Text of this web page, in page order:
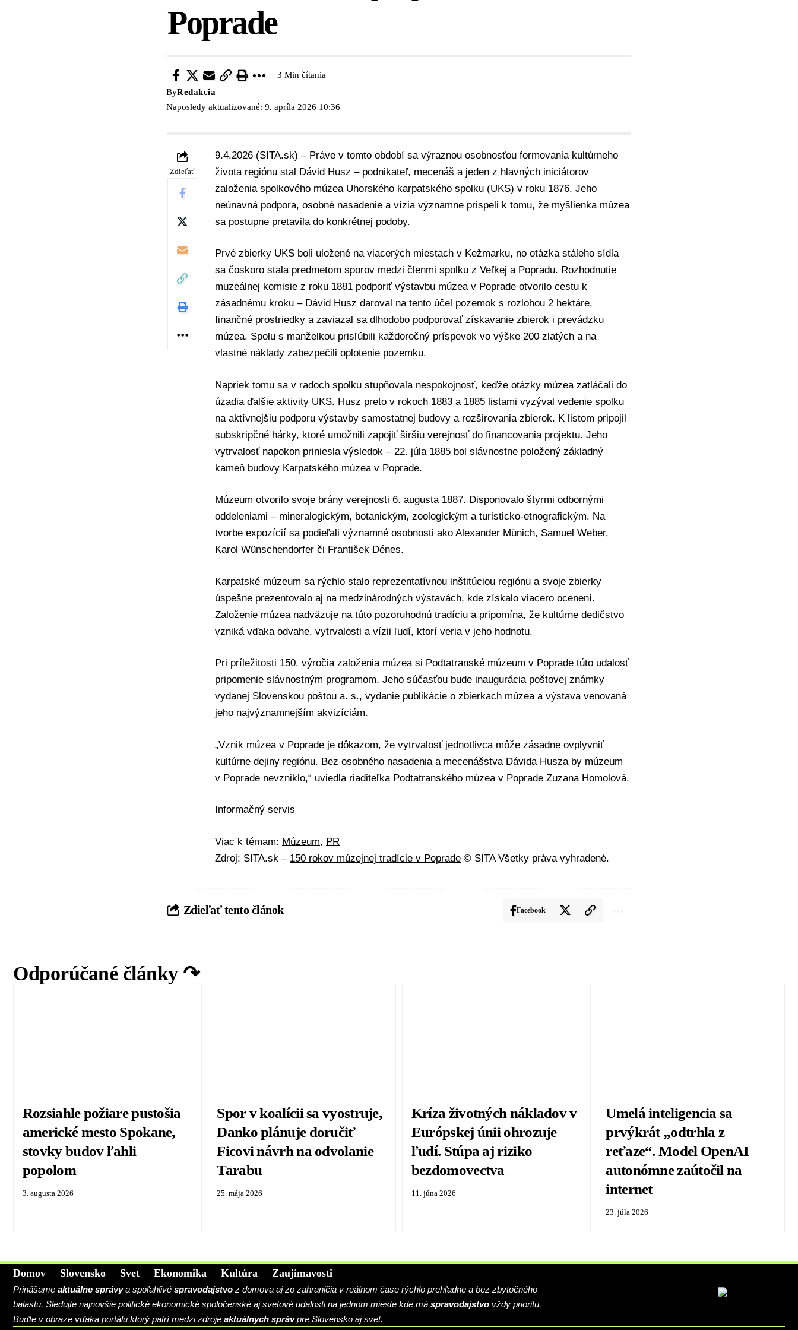
Poprade
Naposledy aktualizované: 9. apríla 2026 10:36
ByRedakcia
3 Min čítania
Zdieľať
9.4.2026 (SITA.sk) – Práve v tomto období sa výraznou osobnosťou formovania kultúrneho
života regiónu stal Dávid Husz – podnikateľ, mecenáš a jeden z hlavných iniciátorov
založenia spolkového múzea Uhorského karpatského spolku (UKS) v roku 1876. Jeho
neúnavná podpora, osobné nasadenie a vízia významne prispeli k tomu, že myšlienka múzea
sa postupne pretavila do konkrétnej podoby.
Prvé zbierky UKS boli uložené na viacerých miestach v Kežmarku, no otázka stáleho sídla
sa čoskoro stala predmetom sporov medzi členmi spolku z Veľkej a Popradu. Rozhodnutie
muzeálnej komisie z roku 1881 podporiť výstavbu múzea v Poprade otvorilo cestu k
zásadnému kroku – Dávid Husz daroval na tento účel pozemok s rozlohou 2 hektáre,
finančné prostriedky a zaviazal sa dlhodobo podporovať získavanie zbierok i prevádzku
múzea. Spolu s manželkou prisľúbili každoročný príspevok vo výške 200 zlatých a na
vlastné náklady zabezpečili oplotenie pozemku.
Napriek tomu sa v radoch spolku stupňovala nespokojnosť, keďže otázky múzea zatláčali do
úzadia ďalšie aktivity UKS. Husz preto v rokoch 1883 a 1885 listami vyzýval vedenie spolku
na aktívnejšiu podporu výstavby samostatnej budovy a rozširovania zbierok. K listom pripojil
subskripčné hárky, ktoré umožnili zapojiť širšiu verejnosť do financovania projektu. Jeho
vytrvalosť napokon priniesla výsledok – 22. júla 1885 bol slávnostne položený základný
kameň budovy Karpatského múzea v Poprade.
Múzeum otvorilo svoje brány verejnosti 6. augusta 1887. Disponovalo štyrmi odbornými
oddeleniami – mineralogickým, botanickým, zoologickým a turisticko‑etnografickým. Na
tvorbe expozícií sa podieľali významné osobnosti ako Alexander Münich, Samuel Weber,
Karol Wünschendorfer či František Dénes.
Karpatské múzeum sa rýchlo stalo reprezentatívnou inštitúciou regiónu a svoje zbierky
úspešne prezentovalo aj na medzinárodných výstavách, kde získalo viacero ocenení.
Založenie múzea nadväzuje na túto pozoruhodnú tradíciu a pripomína, že kultúrne dedičstvo
vzniká vďaka odvahe, vytrvalosti a vízii ľudí, ktorí veria v jeho hodnotu.
Pri príležitosti 150. výročia založenia múzea si Podtatranské múzeum v Poprade túto udalosť
pripomenie slávnostným programom. Jeho súčasťou bude inaugurácia poštovej známky
vydanej Slovenskou poštou a. s., vydanie publikácie o zbierkach múzea a výstava venovaná
jeho najvýznamnejším akvizíciám.
„Vznik múzea v Poprade je dôkazom, že vytrvalosť jednotlivca môže zásadne ovplyvniť
kultúrne dejiny regiónu. Bez osobného nasadenia a mecenášstva Dávida Husza by múzeum
v Poprade nevzniklo,“ uviedla riaditeľka Podtatranského múzea v Poprade Zuzana Homolová.
Informačný servis
Viac k témam: Múzeum, PR
Zdroj: SITA.sk – 150 rokov múzejnej tradície v Poprade © SITA Všetky práva vyhradené.
Zdieľať tento článok Facebook
Odporúčané články ↷
Rozsiahle požiare pustošia
americké mesto Spokane,
stovky budov ľahli
popolom
3. augusta 2026
Spor v koalícii sa vyostruje,
Danko plánuje doručiť
Ficovi návrh na odvolanie
Tarabu
25. mája 2026
Kríza životných nákladov v
Európskej únii ohrozuje
ľudí. Stúpa aj riziko
bezdomovectva
11. júna 2026
Umelá inteligencia sa
prvýkrát „odtrhla z
reťaze“. Model OpenAI
autonómne zaútočil na
internet
23. júla 2026
Domov Slovensko Svet Ekonomika Kultúra Zaujímavosti
Prinášame aktuálne správya spoľahlivé spravodajstvo z domova aj zo zahraničia v reálnom čase rýchlo prehľadne a bez zbytočného
balastu. Sledujte najnovšie politické ekonomické spoločenské aj svetové udalosti na jednom mieste kde má spravodajstvo vždy prioritu.
Buďte v obraze vďaka portálu ktorý patrí medzi zdroje aktuálnych správpre Slovensko aj svet.